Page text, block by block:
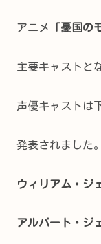
アニメ 「憂国の
主要キャストと
声優キャストは
発表されました。
ウィリアム・ジ
アルバート・ジ